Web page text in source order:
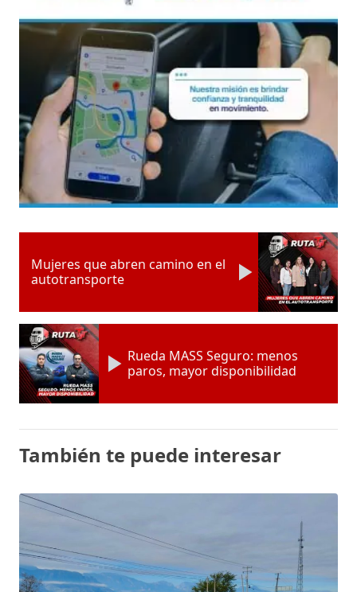
Mujeres que abren camino en el
autotransporte
Rueda MASS Seguro: menos
paros, mayor disponibilidad
También te puede interesar